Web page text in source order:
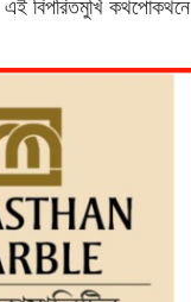
বিপরিতমুখি কথপোকথনে